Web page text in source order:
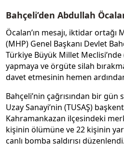
Bahçeli’den Abdullah
Öcalan’ın mesajı, iktidar
(MHP) Genel Başkanı Devlet
Türkiye Büyük Millet
yapmaya ve örgüte silah
davet etmesinin hemen
Bahçeli’nin çağrısından bir gün
Uzay Sanayi’nin (TUSAŞ)
Kahramankazan ilçesindeki
kişinin ölümüne ve 22 kişinin
canlı bomba saldırısı düzenlendi.